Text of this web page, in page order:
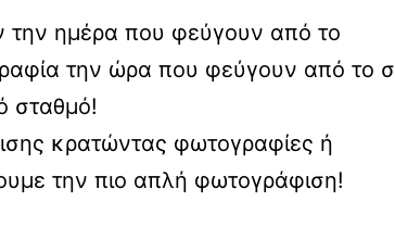
την ημέρα που φεύγουν από το
την ώρα που φεύγουν από το
σταθμό!
κρατώντας φωτογραφίες ή
την πιο απλή φωτογράφιση!